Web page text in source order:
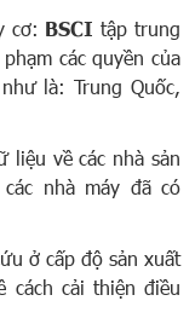
cơ: BSCItập trung
các quyền của
là: Trung Quốc,
liệu về các nhà sản
nhà máy đã có
ở cấp độ sản xuất
cách cải thiện điều